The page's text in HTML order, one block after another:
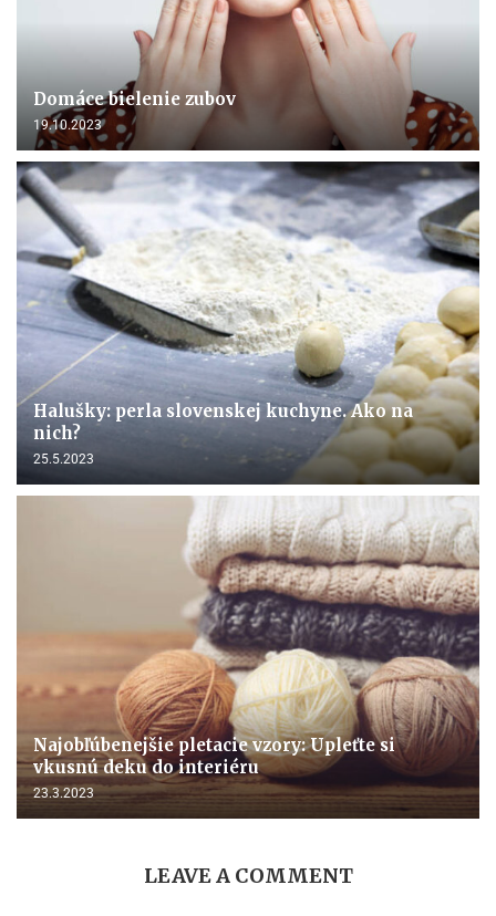
Domáce bielenie zubov
19.10.2023
Halušky: perla slovenskej kuchyne. Ako na
nich?
25.5.2023
Najobľúbenejšie pletacie vzory: Upleťte si
vkusnú deku do interiéru
23.3.2023
LEAVE A COMMENT